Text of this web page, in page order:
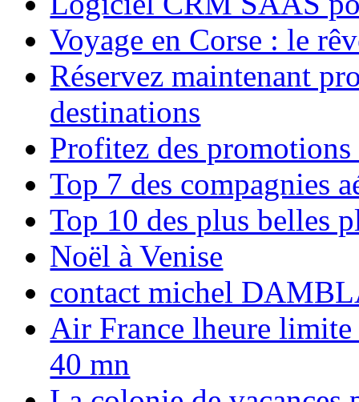
Voyage en Corse : le
Réservez maintenant
destinations
Profitez des
Top 7 des compagnies
Top 10 des plus belles
Noël à Venise
contact michel
Air France lheure limite
40 mn